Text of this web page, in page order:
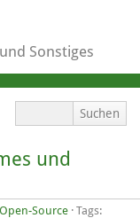
Sonstiges
und
Open-Source · Tags: